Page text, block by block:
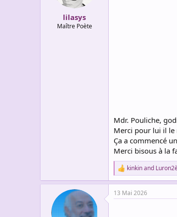
lilasys
Maître Poète
Mdr. Pouliche,
Merci pour lui il le
Ça a commencé
Merci bisous à la
R
e
a
c
kinkinand
13 Mai 2026